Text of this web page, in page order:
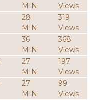
MIN
Views
28
MIN
319
Views
36
MIN
368
Views
27
MIN
197
Views
27
MIN
99
Views